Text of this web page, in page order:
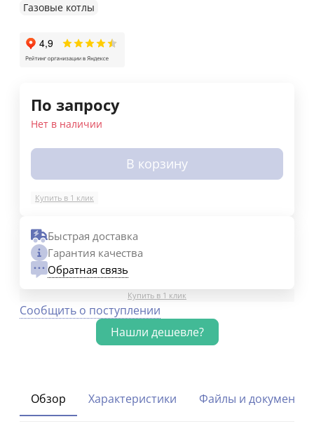
Газовые котлы
По запросу
Нет в наличии
В корзину
Купить в 1 клик
Быстрая доставка
Гарантия качества
Обратная связь
Купить в 1 клик
Сообщить о поступлении
Обзор Характеристики Файлы и документы